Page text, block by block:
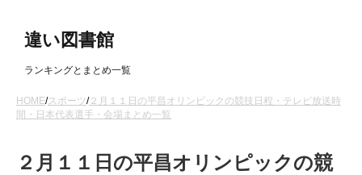
違い図書館
ランキングとまとめ一覧
HOME/スポーツ/２月１１日の平昌オリンピックの競技日程・テレビ放送時
間・日本代表選手・会場まとめ一覧
２月１１日の平昌オリンピックの競